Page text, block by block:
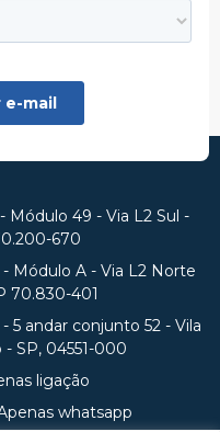
Módulo 49 - Via L2 Sul -
670
Módulo A - Via L2 Norte
70.830-401
5 andar conjunto 52 - Vila
- SP, 04551-000
ligação
whatsapp